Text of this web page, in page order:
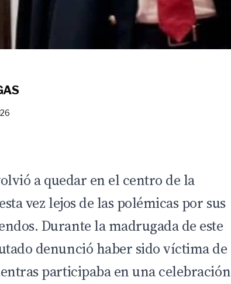
a quedar en el centro de la
vez lejos de las polémicas por sus
Durante la madrugada de este
denunció haber sido víctima de
participaba en una celebración